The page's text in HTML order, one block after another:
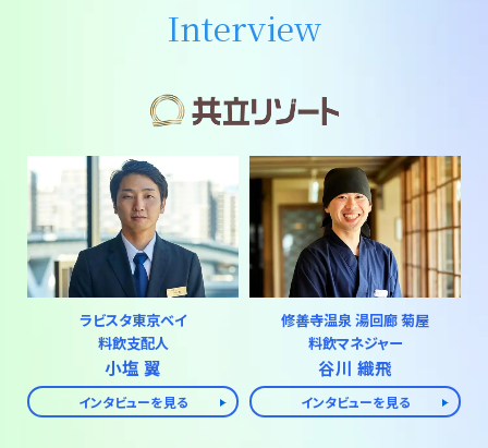
Interview
ラビスタ東京ベイ
料飲支配人
小塩 翼
インタビューを見る
修善寺温泉 湯回廊 菊屋
料飲マネジャー
谷川 織飛
インタビューを見る